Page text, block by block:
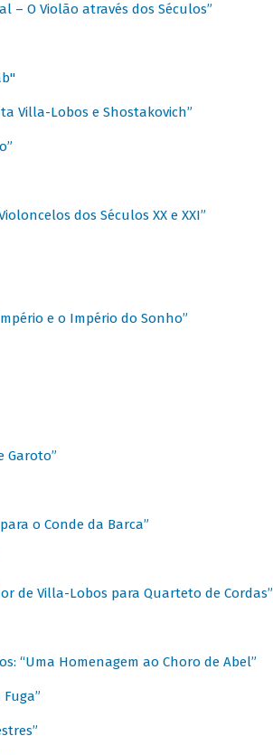
– O Violão através dos Séculos”
Villa-Lobos e Shostakovich”
dos Séculos XX e XXI”
e o Império do Sonho”
Garoto”
o Conde da Barca”
de Villa-Lobos para Quarteto de Cordas”
“Uma Homenagem ao Choro de Abel”